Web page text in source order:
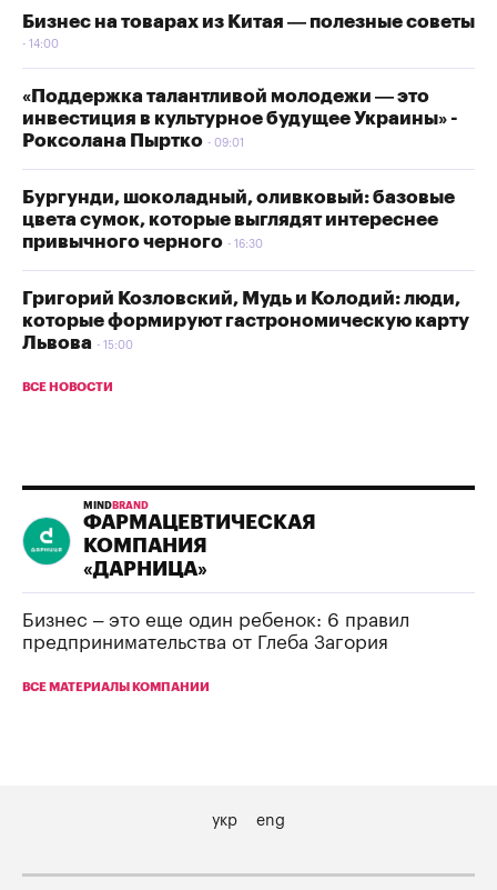
Бизнес на товарах из Китая — полезные советы
14:00
«Поддержка талантливой молодежи — это
инвестиция в культурное будущее Украины» -
Роксолана Пыртко
09:01
Бургунди, шоколадный, оливковый: базовые
цвета сумок, которые выглядят интереснее
привычного черного
16:30
Григорий Козловский, Мудь и Колодий: люди,
которые формируют гастрономическую карту
Львова
15:00
ВСЕ НОВОСТИ
MIND BRAND
ФАРМАЦЕВТИЧЕСКАЯ
КОМПАНИЯ
«ДАРНИЦА»
Бизнес – это еще один ребенок: 6 правил
предпринимательства от Глеба Загория
ВСЕ МАТЕРИАЛЫ КОМПАНИИ
укр eng